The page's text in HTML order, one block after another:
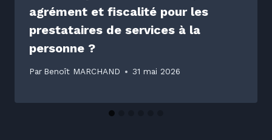
agrément et fiscalité pour les
prestataires de services à la
personne ?
Par Benoît MARCHAND 31 mai 2026